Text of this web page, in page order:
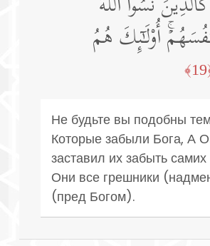
أُو۟لَـٰۤىِٕكَ هُمُ
Не будьте вы подобны
Которые забыли Бога, А
заставил их забыть
Они все грешники
(пред Богом).